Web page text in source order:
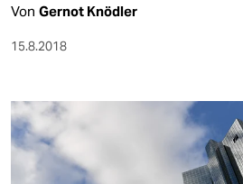
Von Gernot Knödler
15.8.2018